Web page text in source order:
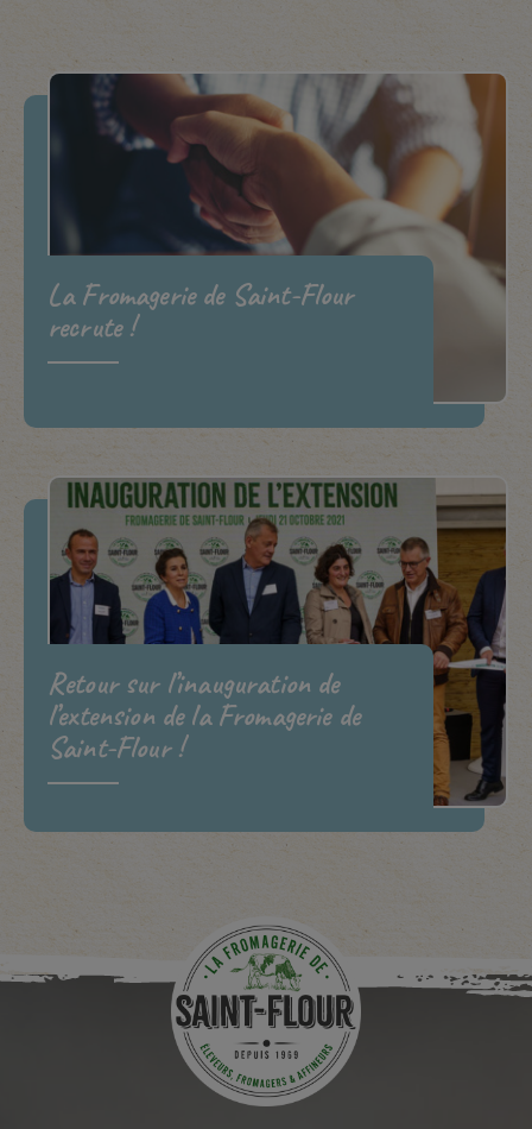
La Fromagerie de Saint-Flour
recrute !
Retour sur l’inauguration de
l’extension de la Fromagerie de
Saint-Flour !